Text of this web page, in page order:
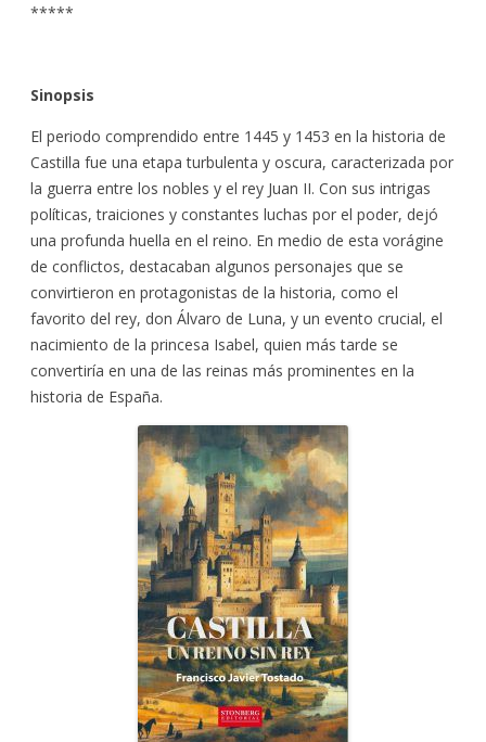
*****
Sinopsis
El periodo comprendido entre 1445 y 1453 en la historia de
Castilla fue una etapa turbulenta y oscura, caracterizada por
la guerra entre los nobles y el rey Juan II. Con sus intrigas
políticas, traiciones y constantes luchas por el poder, dejó
una profunda huella en el reino. En medio de esta vorágine
de conflictos, destacaban algunos personajes que se
convirtieron en protagonistas de la historia, como el
favorito del rey, don Álvaro de Luna, y un evento crucial, el
nacimiento de la princesa Isabel, quien más tarde se
convertiría en una de las reinas más prominentes en la
historia de España.